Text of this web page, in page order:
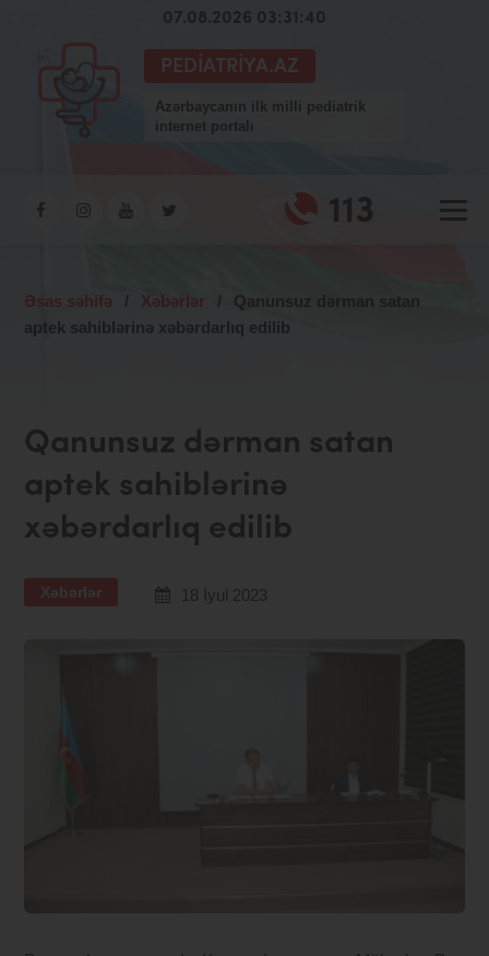
07.08.2026 03:31:40
PEDIATRIYA.AZ
Azərbaycanın ilk milli pediatrik
internet portalı
113
Əsas səhifə / Xəbərlər /
Qanunsuz dərman satan
aptek sahiblərinə xəbərdarlıq edilib
Qanunsuz dərman satan
aptek sahiblərinə
xəbərdarlıq edilib
Xəbərlər 18 İyul 2023